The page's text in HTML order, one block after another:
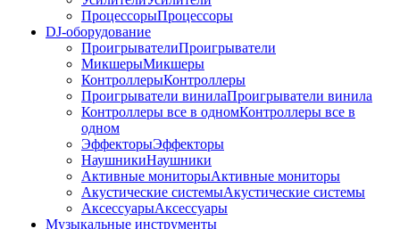
ПроцессорыПроцессоры
DJ-оборудование
ПроигрывателиПроигрыватели
МикшерыМикшеры
КонтроллерыКонтроллеры
Проигрыватели винилаПроигрыватели винила
Контроллеры все в одномКонтроллеры все в
одном
ЭффекторыЭффекторы
НаушникиНаушники
Активные мониторыАктивные мониторы
Акустические системыАкустические системы
АксессуарыАксессуары
Музыкальные инструменты